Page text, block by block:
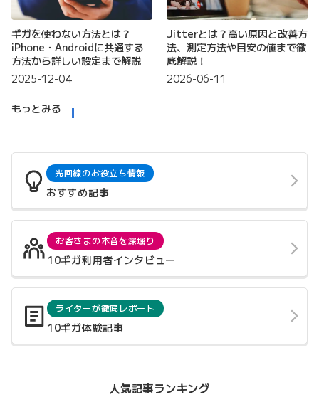
ギガを使わない方法とは？
iPhone・Androidに共通する
方法から詳しい設定まで解説
2025-12-04
Jitterとは？高い原因と改善方
法、測定方法や目安の値まで徹
底解説！
2026-06-11
もっとみる
光回線のお役立ち情報
おすすめ記事
お客さまの本音を深堀り
10ギガ利用者インタビュー
ライターが徹底レポート
10ギガ体験記事
人気記事ランキング